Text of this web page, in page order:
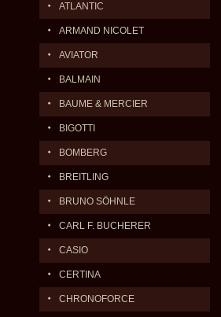
ATLANTIC
ARMAND NICOLET
AVIATOR
BALMAIN
BAUME & MERCIER
BIGOTTI
BOMBERG
BREITLING
BRUNO SÖHNLE
CARL F. BUCHERER
CASIO
CERTINA
CHRONOFORCE